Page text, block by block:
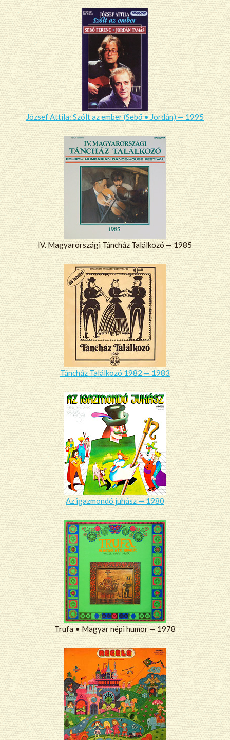
József Attila: Szólt az ember (Sebő • Jordán) — 1995
IV. Magyarországi Táncház Találkozó — 1985
Táncház Találkozó 1982 — 1983
Az igazmondó juhász — 1980
Trufa • Magyar népi humor — 1978